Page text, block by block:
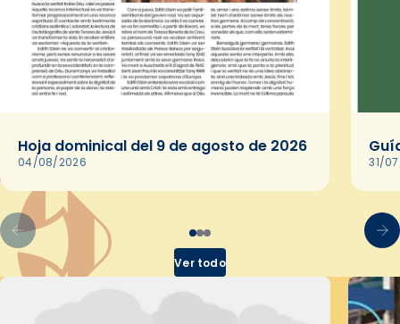
Hoja dominical del 9 de agosto de 2026
04/08/2026 31/
Ver todo